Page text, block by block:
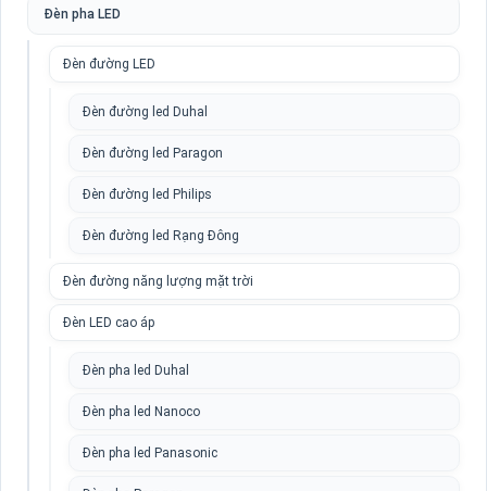
Đèn pha LED
Đèn đường LED
Đèn đường led Duhal
Đèn đường led Paragon
Đèn đường led Philips
Đèn đường led Rạng Đông
Đèn đường năng lượng mặt trời
Đèn LED cao áp
Đèn pha led Duhal
Đèn pha led Nanoco
Đèn pha led Panasonic